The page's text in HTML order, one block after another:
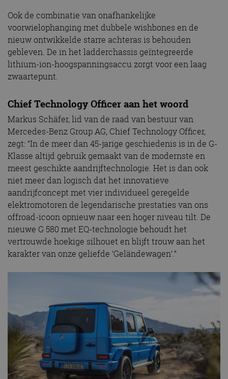
Ook de combinatie van onafhankelijke
voorwielophanging met dubbele wishbones en de
nieuw ontwikkelde starre achteras is behouden
gebleven. De in het ladderchassis geïntegreerde
lithium-ion-hoogspanningsaccu zorgt voor een laag
zwaartepunt.
Chief Technology Officer aan het woord
Markus Schäfer, lid van de raad van bestuur van
Mercedes-Benz Group AG, Chief Technology Officer,
zegt: “In de meer dan 45-jarige geschiedenis is in de G-
Klasse altijd gebruik gemaakt van de modernste en
meest geschikte aandrijftechnologie. Het is dan ook
niet meer dan logisch dat het innovatieve
aandrijfconcept met vier individueel geregelde
elektromotoren de legendarische prestaties van ons
offroad-icoon opnieuw naar een hoger niveau tilt. De
nieuwe G 580 met EQ-technologie behoudt het
vertrouwde hoekige silhouet en blijft trouw aan het
karakter van onze geliefde ‘Geländewagen’.”